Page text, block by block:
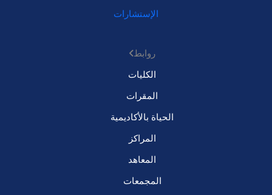
الإستشارات
روابط
الكليات
المقرات
الحياة بالأكاديمية
المراكز
المعاهد
المجمعات